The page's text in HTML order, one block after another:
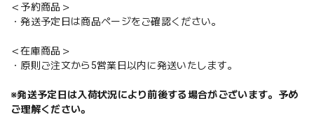
＜予約商品＞
・発送予定日は商品ページをご確認ください。
＜在庫商品＞
・原則ご注文から5営業日以内に発送いたします。
※発送予定日は入荷状況により前後する場合がございます。予め
ご理解ください。